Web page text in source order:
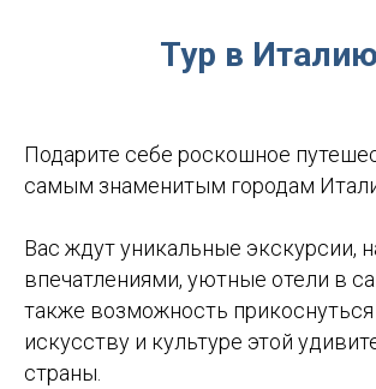
Тур в Италию
Подарите себе роскошное
самым знаменитым городам
Вас ждут уникальные экскурсии,
впечатлениями, уютные отели в
также возможность прикоснуться
искусству и культуре этой
страны.